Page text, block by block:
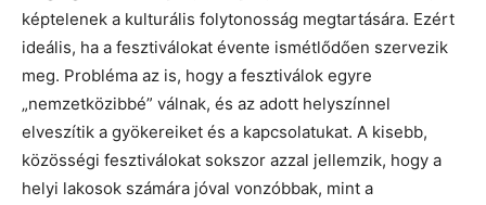
képtelenek a kulturális folytonosság megtartására. Ezért
ideális, ha a fesztiválokat évente ismétlődően szervezik
meg. Probléma az is, hogy a fesztiválok egyre
„nemzetközibbé” válnak, és az adott helyszínnel
elveszítik a gyökereiket és a kapcsolatukat. A kisebb,
közösségi fesztiválokat sokszor azzal jellemzik, hogy a
helyi lakosok számára jóval vonzóbbak, mint a